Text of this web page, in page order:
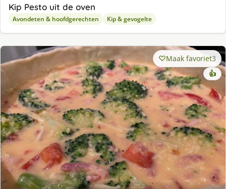
Kip Pesto uit de oven
Avondeten & hoofdgerechten Kip & gevogelte
Maak favoriet3
👍